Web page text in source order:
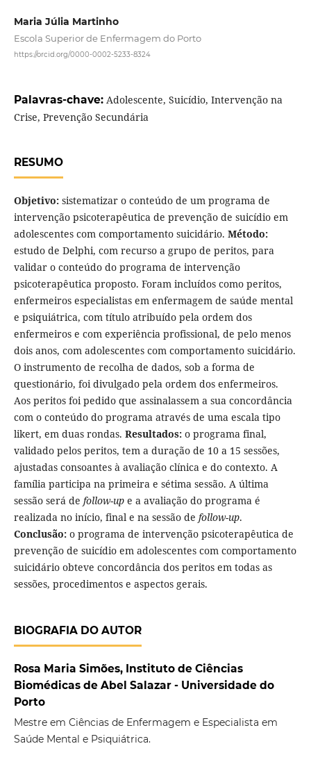
Maria Júlia Martinho
Escola Superior de Enfermagem do Porto
https://orcid.org/0000-0002-5233-8324
Palavras-chave: Adolescente, Suicídio, Intervenção na
Crise, Prevenção Secundária
RESUMO
Objetivo:sistematizar o conteúdo de um programa de
intervenção psicoterapêutica de prevenção de suicídio em
adolescentes com comportamento suicidário. Método:
estudo de Delphi, com recurso a grupo de peritos, para
validar o conteúdo do programa de intervenção
psicoterapêutica proposto. Foram incluídos como peritos,
enfermeiros especialistas em enfermagem de saúde mental
e psiquiátrica, com título atribuído pela ordem dos
enfermeiros e com experiência profissional, de pelo menos
dois anos, com adolescentes com comportamento suicidário.
O instrumento de recolha de dados, sob a forma de
questionário, foi divulgado pela ordem dos enfermeiros.
Aos peritos foi pedido que assinalassem a sua concordância
com o conteúdo do programa através de uma escala tipo
likert, em duas rondas. Resultados:o programa final,
validado pelos peritos, tem a duração de 10 a 15 sessões,
ajustadas consoantes à avaliação clínica e do contexto. A
família participa na primeira e sétima sessão. A última
sessão será de follow-upe a avaliação do programa é
realizada no início, final e na sessão de follow-up.
Conclusão:o programa de intervenção psicoterapêutica de
prevenção de suicídio em adolescentes com comportamento
suicidário obteve concordância dos peritos em todas as
sessões, procedimentos e aspectos gerais.
BIOGRAFIA DO AUTOR
Rosa Maria Simões, Instituto de Ciências
Biomédicas de Abel Salazar - Universidade do
Porto
Mestre em Ciências de Enfermagem e Especialista em
Saúde Mental e Psiquiátrica.